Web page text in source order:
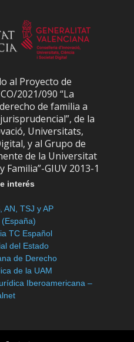
al Proyecto de
2021/090 “La
de familia a
de la
Universitats,
y al Grupo de
de la Universitat
Familia”-GIUV 2013-1
interés
AN, TSJ y AP
TC Español
del Estado
de Derecho
de la UAM
Iberoamericana –